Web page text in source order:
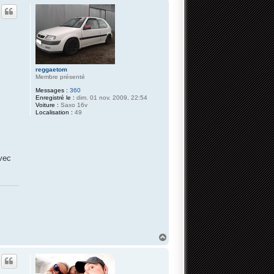
reggaetom
Membre présenté
Messages : 360
Enregistré le : dim. 01 nov. 2009, 22:54
Voiture : Saxo 16v
Localisation : 49